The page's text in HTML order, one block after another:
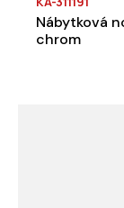
Nábytková
chrom